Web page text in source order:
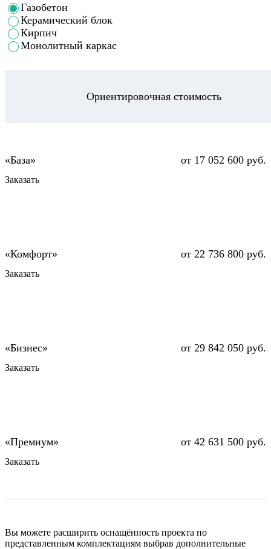
Газобетон
Керамический блок
Кирпич
Монолитный каркас
Ориентировочная стоимость
от 17 052 600 руб.
Заказать
от 22 736 800 руб.
Заказать
от 29 842 050 руб.
Заказать
от 42 631 500 руб.
Заказать
Вы можете расширить оснащённость проекта по
представленным комплектациям выбрав дополнительные